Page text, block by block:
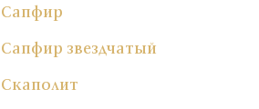
Сапфир
Сапфир звездчатый
Скаполит